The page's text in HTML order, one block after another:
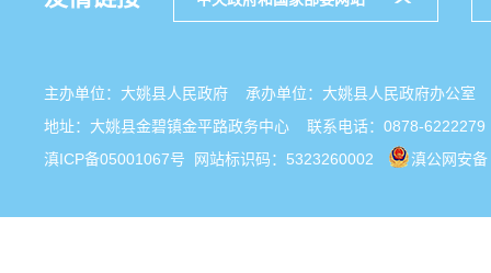
主办单位：大姚县人民政府 承办单位：大姚县人民政府办公
地址：大姚县金碧镇金平路政务中心 联系电话：0878-6222279
滇ICP备05001067号 网站标识码：5323260002 滇公网安